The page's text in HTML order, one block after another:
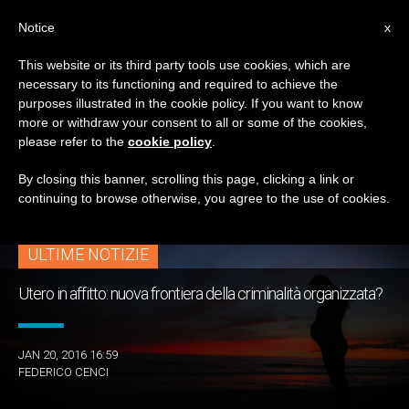
TAG
Posts Tagged ‘end
Slavery’
ULTIME NOTIZIE
Utero in affitto: nuova frontiera della criminalità organizzata?
JAN 20, 2016 16:59
FEDERICO CENCI
x
Notice
This website or its third party tools use cookies, which are
necessary to its functioning and required to achieve the
purposes illustrated in the cookie policy. If you want to know
more or withdraw your consent to all or some of the cookies,
please refer to the cookie policy
By closing this banner, scrolling this page, clicking a link or
continuing to browse otherwise, you agree to the use of cookies.